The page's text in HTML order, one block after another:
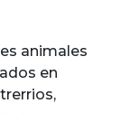
animales
en